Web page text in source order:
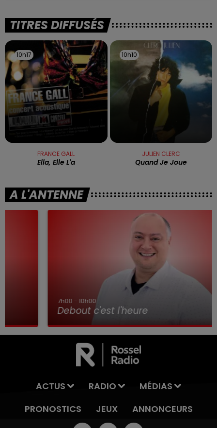
TITRES DIFFUSÉS
10h17
10h17
FRANCE GALL
Ella, Elle L'a
10h10
10h10
JULIEN CLERC
Quand Je Joue
A L'ANTENNE
Debout c'est l'heure
ACTUS RADIO
MÉDIAS
PRONOSTICS
JEUX ANNONCEURS